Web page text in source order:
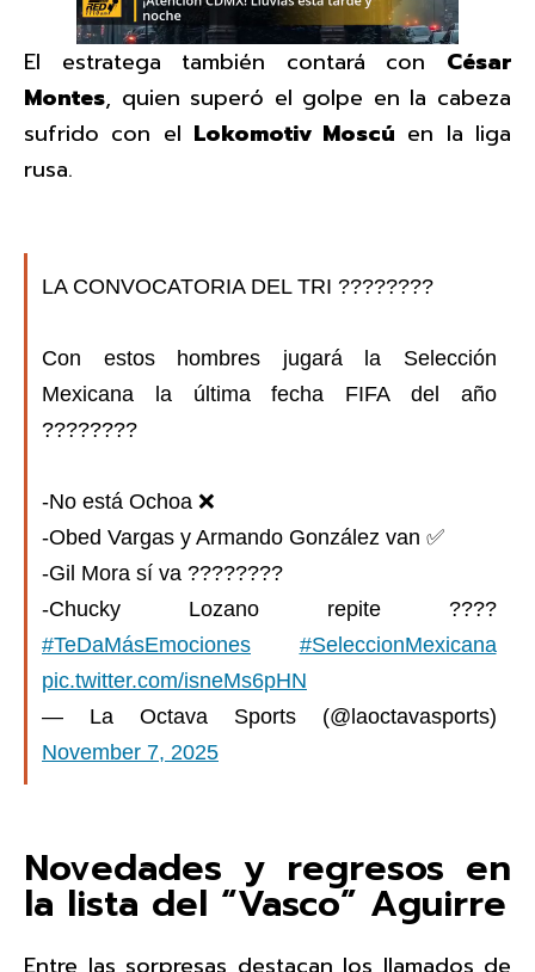
El estratega también contará con César
Montes, quien superó el golpe en la cabeza
sufrido con el Lokomotiv Moscú en la liga
rusa.
LA CONVOCATORIA DEL TRI ????????
Con estos hombres jugará la Selección
Mexicana la última fecha FIFA del año
????????
-No está Ochoa ❌
-Obed Vargas y Armando González van ✅
-Gil Mora sí va ????????
-Chucky Lozano repite ????
#TeDaMásEmociones
#SeleccionMexicana
pic.twitter.com/isneMs6pHN
— La Octava Sports (@laoctavasports)
November 7, 2025
Novedades y regresos en
la lista del “Vasco” Aguirre